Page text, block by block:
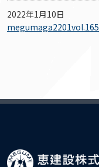
2022年1月10日
megumaga2201vol.165